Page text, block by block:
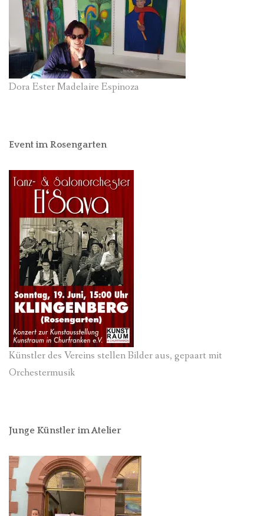
Dora Ester Madelaire Espinoza
Event im Rosengarten
Künstler des Vereins stellen Bilder aus, gepaart mit
Orchestermusik
Junge Künstler im Atelier